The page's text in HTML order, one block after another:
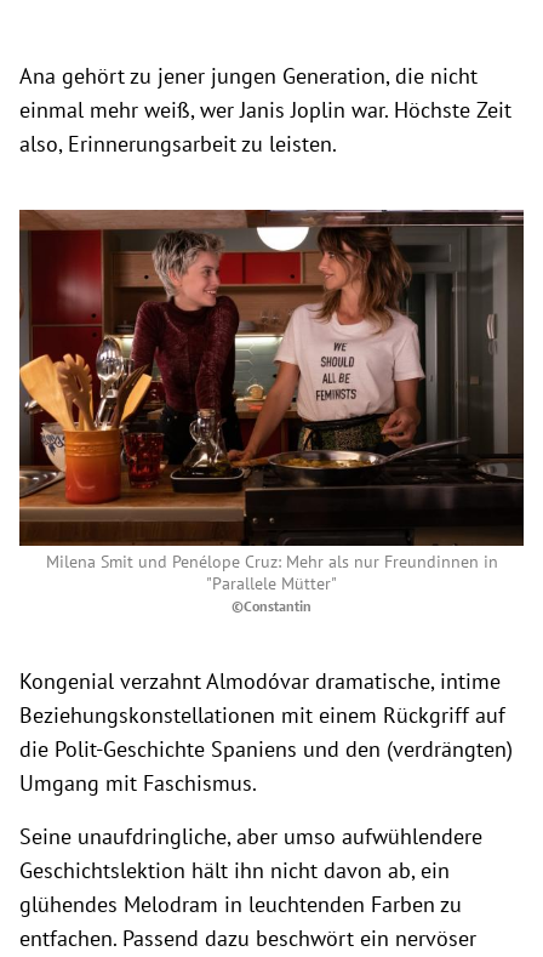
Ana gehört zu jener jungen Generation, die nicht
einmal mehr weiß, wer Janis Joplin war. Höchste Zeit
also, Erinnerungsarbeit zu leisten.
Milena Smit und Penélope Cruz: Mehr als nur Freundinnen in
"Parallele Mütter"
©Constantin
Kongenial verzahnt Almodóvar dramatische, intime
Beziehungskonstellationen mit einem Rückgriff auf
die Polit-Geschichte Spaniens und den (verdrängten)
Umgang mit Faschismus.
Seine unaufdringliche, aber umso aufwühlendere
Geschichtslektion hält ihn nicht davon ab, ein
glühendes Melodram in leuchtenden Farben zu
entfachen. Passend dazu beschwört ein nervöser